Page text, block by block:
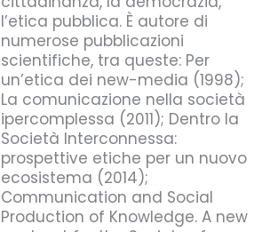
l’etica pubblica. È autore di
numerose pubblicazioni
scientifiche, tra queste: Per
un’etica dei new-media (1998);
La comunicazione nella società
ipercomplessa (2011); Dentro la
Società Interconnessa:
prospettive etiche per un nuovo
ecosistema (2014);
Communication and Social
Production of Knowledge. A new